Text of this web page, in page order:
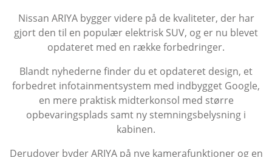
Nissan ARIYA bygger videre på de kvaliteter, der har
gjort den til en populær elektrisk SUV, og er nu blevet
opdateret med en række forbedringer.
Blandt nyhederne finder du et opdateret design, et
forbedret infotainmentsystem med indbygget Google,
en mere praktisk midterkonsol med større
opbevaringsplads samt ny stemningsbelysning i
kabinen.
Derudover byder ARIYA på nye kamerafunktioner og en